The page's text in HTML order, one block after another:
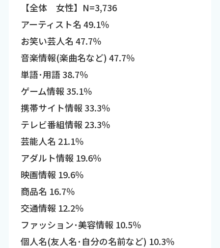
【全体 女性】N=3,736
アーティスト名 49.1％
お笑い芸人名 47.7％
音楽情報(楽曲名など) 47.7％
単語･用語 38.7％
ゲーム情報 35.1％
携帯サイト情報 33.3％
テレビ番組情報 23.3％
芸能人名 21.1％
アダルト情報 19.6％
映画情報 19.6％
商品名 16.7％
交通情報 12.2％
ファッション･美容情報 10.5％
個人名(友人名･自分の名前など) 10.3％